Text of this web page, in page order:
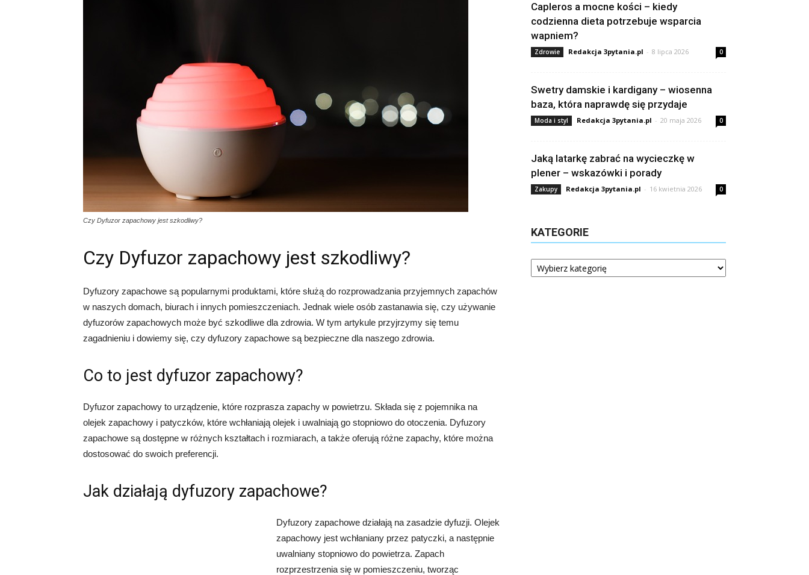
Czy Dyfuzor zapachowy jest szkodliwy?
Czy Dyfuzor zapachowy jest szkodliwy?
Dyfuzory zapachowe są popularnymi produktami, które służą do rozprowadzania przyjemnych zapachów
w naszych domach, biurach i innych pomieszczeniach. Jednak wiele osób zastanawia się, czy używanie
dyfuzorów zapachowych może być szkodliwe dla zdrowia. W tym artykule przyjrzymy się temu
zagadnieniu i dowiemy się, czy dyfuzory zapachowe są bezpieczne dla naszego zdrowia.
Co to jest dyfuzor zapachowy?
Dyfuzor zapachowy to urządzenie, które rozprasza zapachy w powietrzu. Składa się z pojemnika na
olejek zapachowy i patyczków, które wchłaniają olejek i uwalniają go stopniowo do otoczenia. Dyfuzory
zapachowe są dostępne w różnych kształtach i rozmiarach, a także oferują różne zapachy, które można
dostosować do swoich preferencji.
Jak działają dyfuzory zapachowe?
Dyfuzory zapachowe działają na zasadzie dyfuzji. Olejek
zapachowy jest wchłaniany przez patyczki, a następnie
uwalniany stopniowo do powietrza. Zapach
rozprzestrzenia się w pomieszczeniu, tworząc
Capleros a mocne kości – kiedy
codzienna dieta potrzebuje wsparcia
wapniem?
Zdrowie Redakcja 3pytania.pl - 8 lipca 2026 0
Swetry damskie i kardigany – wiosenna
baza, która naprawdę się przydaje
Moda i styl Redakcja 3pytania.pl - 20 maja 2026 0
Jaką latarkę zabrać na wycieczkę w
plener – wskazówki i porady
Zakupy Redakcja 3pytania.pl - 16 kwietnia 2026 0
KATEGORIE
Kategorie